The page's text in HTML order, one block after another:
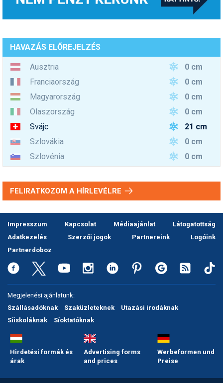
HAVAZÁS ELŐREJELZÉS
Ausztria
0 cm
Franciaország
0 cm
Magyarország
0 cm
Olaszország
0 cm
Svájc
21 cm
Szlovákia
0 cm
Szlovénia
0 cm
FELIRATKOZOM A HÍRLEVÉLRE
Impresszum Kapcsolat Médiaajánlat
Látogatottság
Adatkezelés
Szerzői jogok Partnereink
Logóink
Partnerdoboz
Megjelenési ajánlatunk:
Szállásadóknak
Szaküzleteknek
Utazási irodáknak
Síiskoláknak
Síoktatóknak
Hirdetési formák és
árak
Advertising forms
and prices
Werbeformen und
Preise